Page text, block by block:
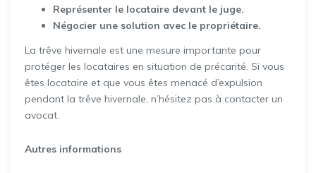
Représenter le locataire devant le juge.
Négocier une solution avec le propriétaire.
La trêve hivernale est une mesure importante pour
protéger les locataires en situation de précarité. Si vous
êtes locataire et que vous êtes menacé d’expulsion
pendant la trêve hivernale, n’hésitez pas à contacter un
avocat.
Autres informations